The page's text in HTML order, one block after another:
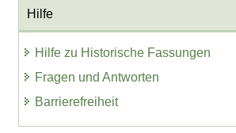
Hilfe
Hilfe zu Historische Fassungen
Fragen und Antworten
Barrierefreiheit